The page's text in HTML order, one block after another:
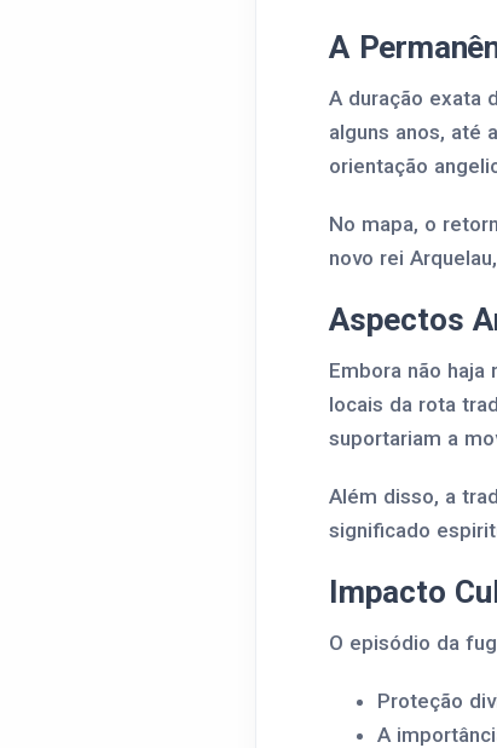
A
A duração exata
alguns anos, até
orientação
No mapa, o
novo rei
Aspectos
Embora não
locais da rota
suportariam a
Além disso, a
significado
Impacto
O episódio da
Proteção
A